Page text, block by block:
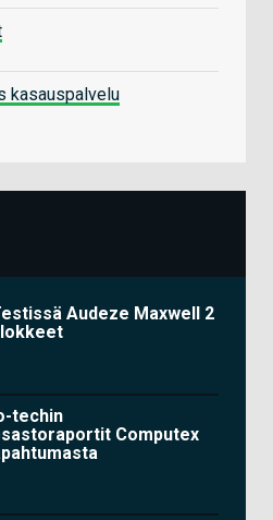
kasauspalvelu
Audeze Maxwell 2
techin
Computex